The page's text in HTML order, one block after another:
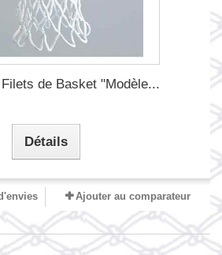
de Basket "Modèle...
Détails
Ajouter au comparateur